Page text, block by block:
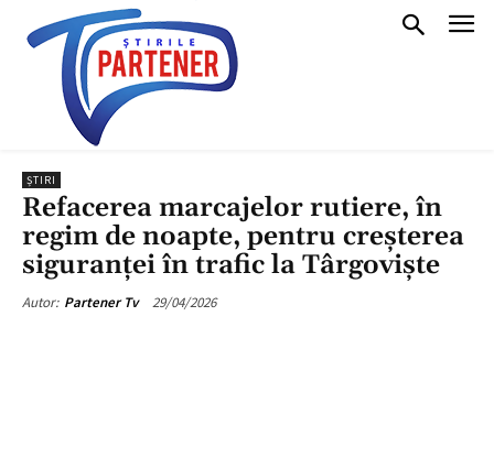
ȘTIRI
Refacerea marcajelor rutiere, în
regim de noapte, pentru creșterea
siguranței în trafic la Târgoviște
Autor: Partener Tv 29/04/2026